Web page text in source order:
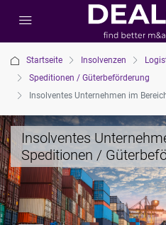
Startseite Insolvenzen
Speditionen / Güterbeförderung
Insolventes Unternehmen im
Insolventes
Speditionen /